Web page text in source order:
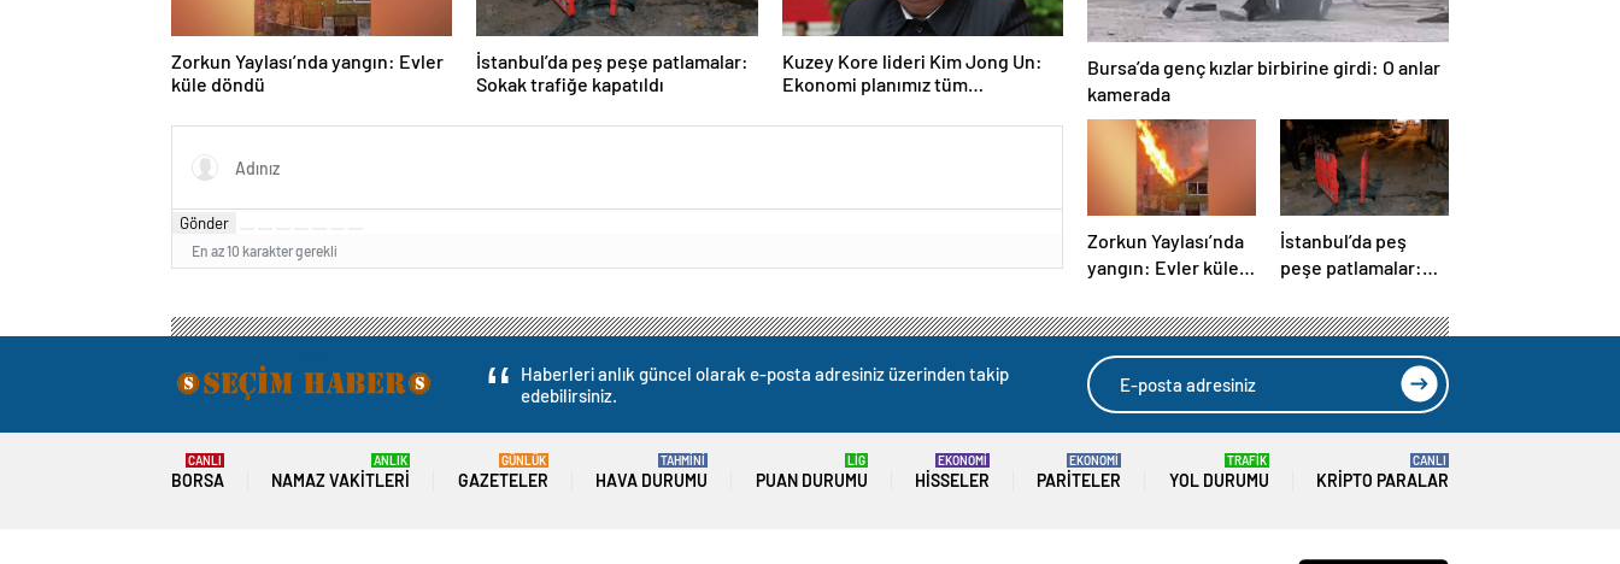
Zorkun Yaylası’nda yangın: Evler
küle döndü
İstanbul’da peş peşe patlamalar:
Sokak trafiğe kapatıldı
Kuzey Kore lideri Kim Jong Un:
Ekonomi planımız tüm
Gönder
En az 10 karakter gerekli
Bursa’da genç kızlar birbirine girdi: O anlar
kamerada
Zorkun Yaylası’nda
yangın: Evler küle
İstanbul’da peş
peşe patlamalar:
kapatıldı
Haberleri anlık güncel olarak e-posta adresiniz üzerinden takip
edebilirsiniz.
BORSA
CANLI
NAMAZ VAKITLERI
ANLIK
GAZETELER
GÜNLÜK
HAVA DURUMU
TAHMİNİ
PUAN DURUMU
LİG
HISSELER
EKONOMİ
PARITELER
EKONOMİ
YOL DURUMU
TRAFİK
KRIPTO PARALAR
CANLI